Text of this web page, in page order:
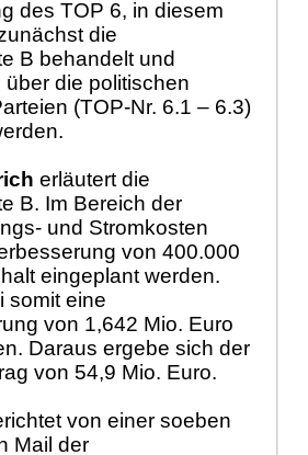
des TOP 6, in diesem
die
B behandelt und
die politischen
(TOP-Nr. 6.1 – 6.3)
erläutert die
B. Im Bereich der
und Stromkosten
von 400.000
eingeplant werden.
somit eine
von 1,642 Mio. Euro
Daraus ergebe sich der
von 54,9 Mio. Euro.
von einer soeben
Mail der